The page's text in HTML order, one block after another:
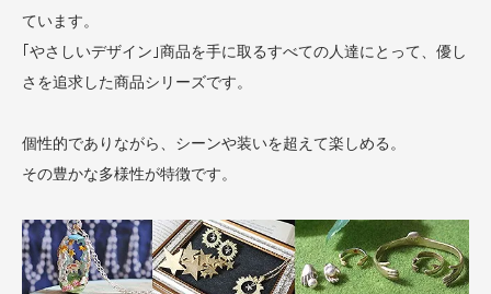
ています。
｢やさしいデザイン｣商品を手に取るすべての人達にとって、優し
さを追求した商品シリーズです。
個性的でありながら、シーンや装いを超えて楽しめる。
その豊かな多様性が特徴です。